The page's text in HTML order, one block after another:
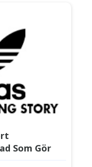
Som Gör